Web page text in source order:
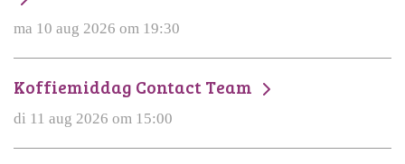
ma 10 aug 2026 om 19:30
Koffiemiddag Contact Team
di 11 aug 2026 om 15:00